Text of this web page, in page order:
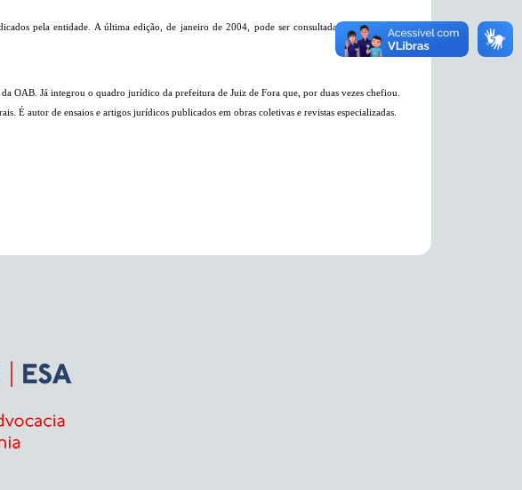
pela entidade. A última edição, de janeiro de 2004, pode ser consultada na internet ou
OAB. Já integrou o quadro jurídico da prefeitura de Juiz de Fora que, por duas vezes chefiou.
autor de ensaios e artigos jurídicos publicados em obras coletivas e revistas especializadas.